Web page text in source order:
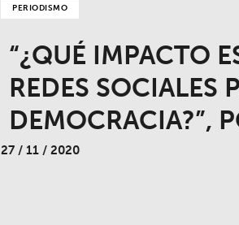
PERIODISMO
“¿QUÉ IMPACTO
REDES SOCIALES
DEMOCRACIA?”,
27 / 11 / 2020